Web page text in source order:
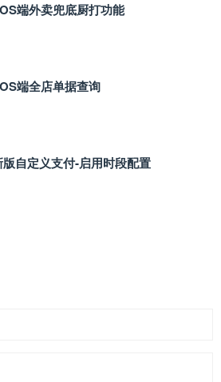
端外卖兜底厨打功能
端全店单据查询
自定义支付‑启用时段配置